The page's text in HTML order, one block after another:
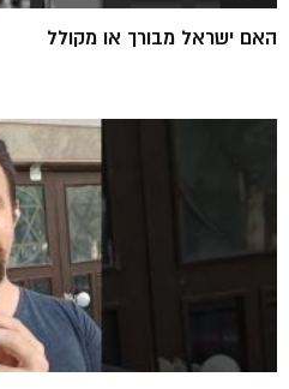
האם ישראל מבורך או מקולל